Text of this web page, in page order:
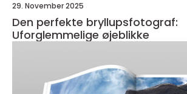
29. November 2025
Den perfekte bryllupsfotograf:
Uforglemmelige øjeblikke